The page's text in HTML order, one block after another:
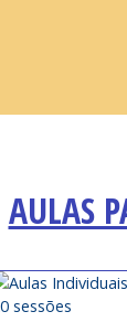
AULAS